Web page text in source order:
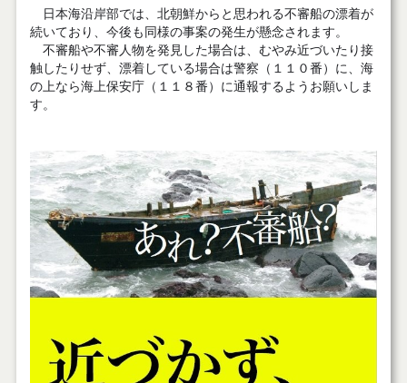
日本海沿岸部では、北朝鮮からと思われる不審船の漂着が
続いており、今後も同様の事案の発生が懸念されます。
不審船や不審人物を発見した場合は、むやみ近づいたり接
触したりせず、漂着している場合は警察（１１０番）に、海
の上なら海上保安庁（１１８番）に通報するようお願いしま
す。